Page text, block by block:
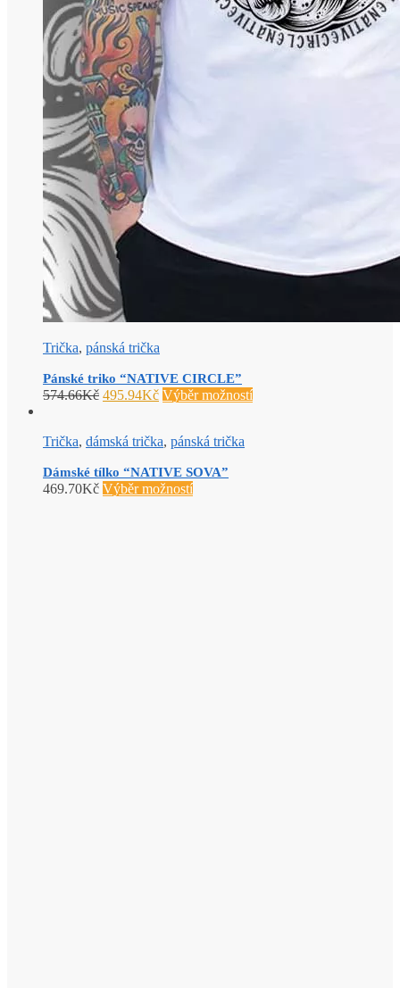
Trička, pánská trička
Pánské triko “NATIVE CIRCLE”
574.66Kč 495.94Kč Výběr možností
Trička, dámská trička, pánská trička
Dámské tílko “NATIVE SOVA”
469.70Kč Výběr možností